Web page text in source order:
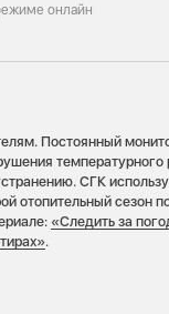
онлайн
Постоянный
СГК
отопительный сезон
«Следить за
.